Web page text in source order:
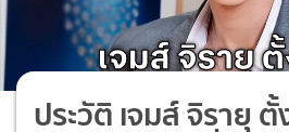
ประวัติ เจมส์ จิรายุ